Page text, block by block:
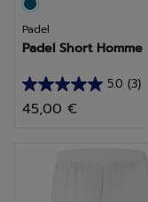
Padel
Padel Short Homme
5.0 (3)
5.0
sur
45,00 €